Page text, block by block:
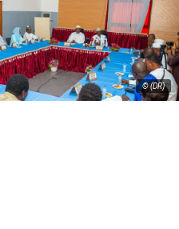
© (DR)